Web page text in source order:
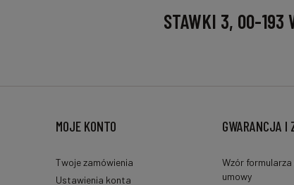
STAWKI 3, 00-193
MOJE KONTO
Twoje zamówienia
Ustawienia konta
GWARANCJA I
Wzór
umowy